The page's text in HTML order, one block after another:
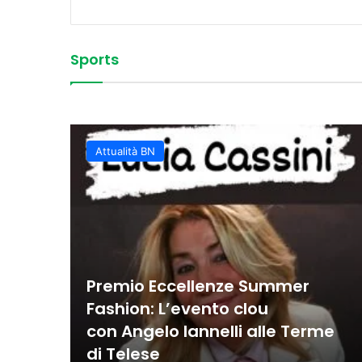
Sports
Vittoria convincente
Attualità BN
Premio Eccellenze Summer
Fashion: L’evento clou
con Angelo Iannelli alle Terme
di Telese